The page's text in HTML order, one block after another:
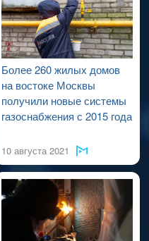
ремонту ВДСГ).
Более 260 жилых домов
на востоке Москвы
получили новые системы
газоснабжения с 2015 года
10 августа 2021